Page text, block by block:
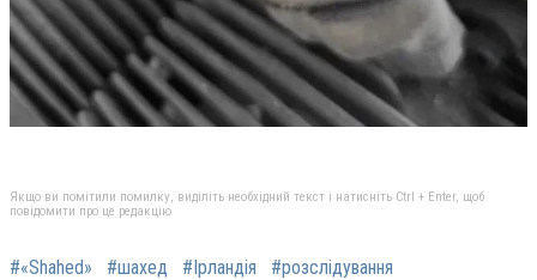
Якщо ви помітили помилку, виділіть необхідний текст і натисніть Ctrl + Enter, щоб
повідомити про це редакцію
#«Shahed» #шахед #Ірландія #розслідування